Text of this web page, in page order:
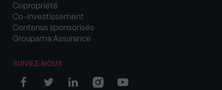
Copropriété
Co-investissement
Contenus sponsorisés
Groupama Assurance
SUIVEZ-NOUS